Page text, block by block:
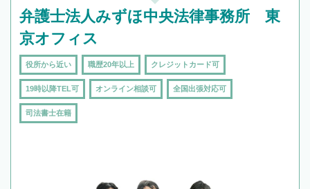
弁護士法人みずほ中央法律事務所 東
京オフィス
役所から近い 職歴20年以上 クレジットカード可
19時以降TEL可 オンライン相談可 全国出張対応可
司法書士在籍